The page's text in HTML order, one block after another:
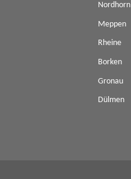
Nordhorn
Meppen
Rheine
Borken
Gronau
Dülmen